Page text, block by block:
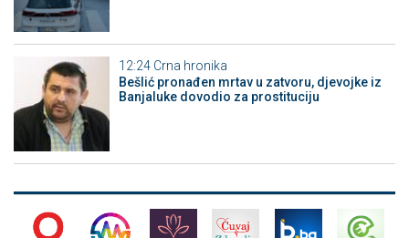
12:24 Crna hronika
Bešlić pronađen mrtav u zatvoru, djevojke iz
Banjaluke dovodio za prostituciju